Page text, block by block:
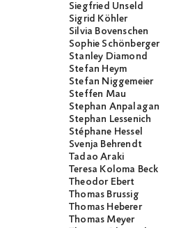
Siegfried Unseld
Sigrid Köhler
Silvia Bovenschen
Sophie Schönberger
Stanley Diamond
Stefan Heym
Stefan Niggemeier
Steffen Mau
Stephan Anpalagan
Stephan Lessenich
Stéphane Hessel
Svenja Behrendt
Tadao Araki
Teresa Koloma Beck
Theodor Ebert
Thomas Brussig
Thomas Heberer
Thomas Meyer